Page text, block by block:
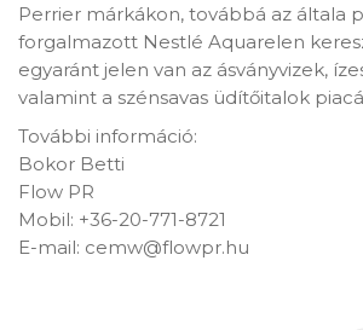
Perrier márkákon, továbbá az általa
forgalmazott Nestlé Aquarelen
egyaránt jelen van az ásványvizek,
valamint a szénsavas üdítőitalok
További információ:
Bokor Betti
Flow PR
Mobil: +36-20-771-8721
E-mail: cemw@flowpr.hu